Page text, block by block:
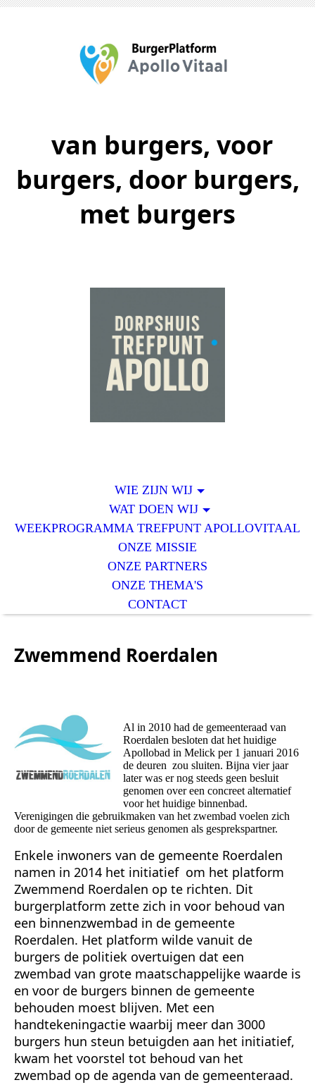
van burgers, voor
burgers, door burgers,
met burgers
WIE ZIJN WIJ
WAT DOEN WIJ
WEEKPROGRAMMA TREFPUNT APOLLOVITAAL
ONZE MISSIE
ONZE PARTNERS
ONZE THEMA'S
CONTACT
Zwemmend Roerdalen
Al in 2010 had de gemeenteraad van
Roerdalen besloten dat het huidige
Apollobad in Melick per 1 januari 2016
de deuren zou sluiten. Bijna vier jaar
later was er nog steeds geen besluit
genomen over een concreet alternatief
voor het huidige binnenbad.
Verenigingen die gebruikmaken van het zwembad voelen zich
door de gemeente niet serieus genomen als gesprekspartner.
Enkele inwoners van de gemeente Roerdalen
namen in 2014 het initiatief om het platform
Zwemmend Roerdalen op te richten. Dit
burgerplatform zette zich in voor behoud van
een binnenzwembad in de gemeente
Roerdalen. Het platform wilde vanuit de
burgers de politiek overtuigen dat een
zwembad van grote maatschappelijke waarde is
en voor de burgers binnen de gemeente
behouden moest blijven. Met een
handtekeningactie waarbij meer dan 3000
burgers hun steun betuigden aan het initiatief,
kwam het voorstel tot behoud van het
zwembad op de agenda van de gemeenteraad.